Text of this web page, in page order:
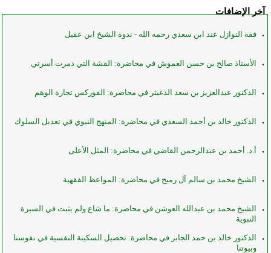
آخر الإضافات
فقه النوازل عند ابن سعدي رحمه الله - ندوة الشيخ ابن عقيل
الأستاذ صالح بن حسن العموش في محاضرة: القشة التي دمرت أسرتي
الدكتور عبدالعزيز بن سعد الدغيثر في محاضرة: الفوركس تجارة الوهم
الدكتور خالد بن أحمد السعدي في محاضرة: المنهج النبوي في تعديل السلوك
أ.د. أحمد بن عبدالرحمن القاضي في محاضرة: المثل الأعلى
الشيخ محمد بن سالم آل رميح في محاضرة: المواعظ الفقهية
الشيخ محمد بن عبدالله العوشن في محاضرة: ما شاع ولم يثبت في السيرة
النبوية
الدكتور خالد بن حمد الجابر في محاضرة: تحصيل السكينة النفسية في نفوسنا
وبيوتنا